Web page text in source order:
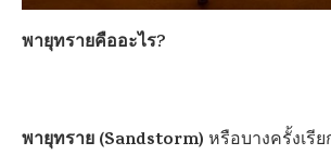
พายุทรายคืออะไร?
พายุทราย (Sandstorm) หรือบางครั้งเรีย